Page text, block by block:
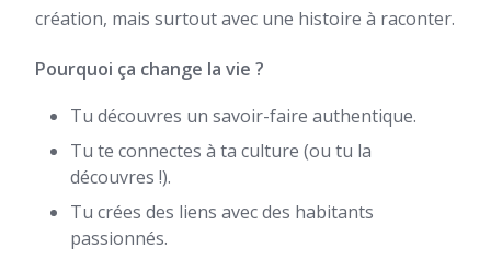
création, mais surtout avec une histoire à raconter.
Pourquoi ça change la vie ?
Tu découvres un savoir-faire authentique.
Tu te connectes à ta culture (ou tu la
découvres !).
Tu crées des liens avec des habitants
passionnés.